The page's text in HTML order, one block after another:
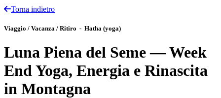
Torna indietro
Viaggio / Vacanza / Ritiro - Hatha (yoga)
Luna Piena del Seme — Week
End Yoga, Energia e Rinascita
in Montagna